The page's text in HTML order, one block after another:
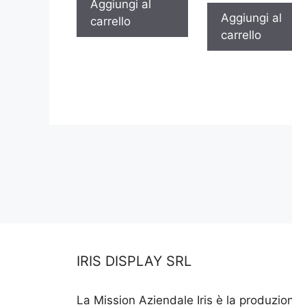
Aggiungi al
carrello
Aggiungi al
carrello
IRIS DISPLAY SRL
La Mission Aziendale Iris è la